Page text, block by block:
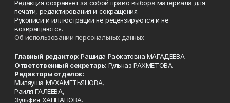
Редакция сохраняет за собой право выбора материала для
печати, редактирования и сокращения.
Рукописи и иллюстрации не рецензируются и не
возвращаются.
Об использовании персональных данных
Главный редактор: Рашида Рафкатовна МАГАДЕЕВА.
Ответственный секретарь: Гульназ РАХМЕТОВА.
Редакторы отделов:
Миляуша МУХАМЕТЬЯНОВА,
Раиля ГАЛЕЕВА,
Зульфия ХАННАНОВА.